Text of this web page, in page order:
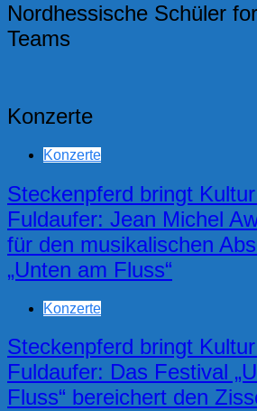
Nordhessische Schüler
Teams
Konzerte
Konzerte
Steckenpferd bringt
Fuldaufer: Jean Michel
für den musikalischen
„Unten am Fluss“
Konzerte
Steckenpferd bringt
Fuldaufer: Das Festival
Fluss“ bereichert den